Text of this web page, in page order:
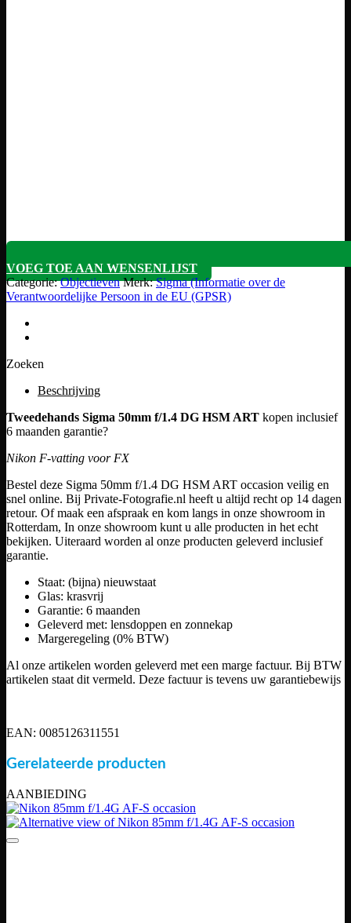
VOEG TOE AAN WENSENLIJST
Categorie:Objectieven Merk:Sigma (Informatie over de
Verantwoordelijke Persoon in de EU (GPSR)
Zoeken
Beschrijving
Tweedehands Sigma 50mm f/1.4 DG HSM ART kopen inclusief
6 maanden garantie?
Nikon F-vatting voor FX
Bestel deze Sigma 50mm f/1.4 DG HSM ART occasion veilig en
snel online. Bij Private-Fotografie.nl heeft u altijd recht op 14 dagen
retour. Of maak een afspraak en kom langs in onze showroom in
Rotterdam, In onze showroom kunt u alle producten in het echt
bekijken. Uiteraard worden al onze producten geleverd inclusief
garantie.
Staat: (bijna) nieuwstaat
Glas: krasvrij
Garantie: 6 maanden
Geleverd met: lensdoppen en zonnekap
Margeregeling (0% BTW)
Al onze artikelen worden geleverd met een marge factuur. Bij BTW
artikelen staat dit vermeld. Deze factuur is tevens uw garantiebewijs
EAN: 0085126311551
Gerelateerde producten
AANBIEDING